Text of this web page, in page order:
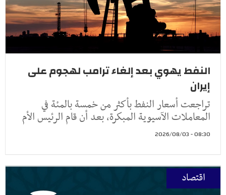
النفط يهوي بعد إلغاء ترامب لهجوم على
إيران
تراجعت أسعار النفط ​بأكثر من خمسة ‌بالمئة في
المعاملات الآسيوية المبكرة، بعد أن ​قام الرئيس ​الأم
08:30 - 2026/08/03
اقتصاد